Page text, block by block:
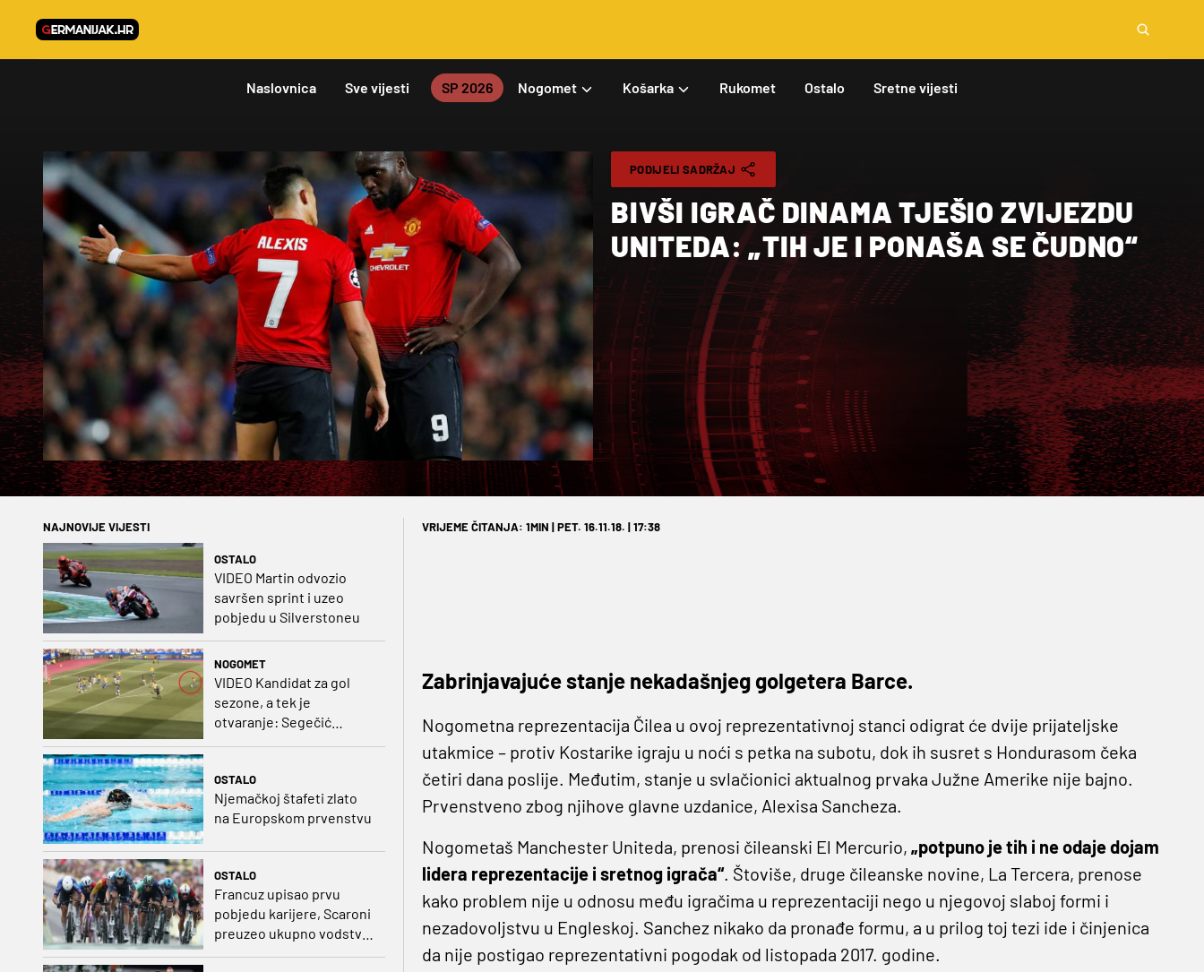
Naslovnica Sve vijesti SP 2026 Nogomet Košarka Rukomet Ostalo Sretne vijesti
PODIJELI SADRŽAJ
BIVŠI IGRAČ DINAMA TJEŠIO ZVIJEZDU
UNITEDA: „TIH JE I PONAŠA SE ČUDNO“
NAJNOVIJE VIJESTI
OSTALO
VIDEO Martin odvozio
savršen sprint i uzeo
pobjedu u Silverstoneu
NOGOMET
VIDEO Kandidat za gol
sezone, a tek je
otvaranje: Segečić
OSTALO
Njemačkoj štafeti zlato
na Europskom prvenstvu
OSTALO
Francuz upisao prvu
pobjedu karijere, Scaroni
preuzeo ukupno vodstvo
u Poljskoj
VRIJEME ČITANJA: 1MIN | PET. 16.11.18. | 17:38
Zabrinjavajuće stanje nekadašnjeg golgetera Barce.
Nogometna reprezentacija Čilea u ovoj reprezentativnoj stanci odigrat će dvije prijateljske
utakmice – protiv Kostarike igraju u noći s petka na subotu, dok ih susret s Hondurasom čeka
četiri dana poslije. Međutim, stanje u svlačionici aktualnog prvaka Južne Amerike nije bajno.
Prvenstveno zbog njihove glavne uzdanice, Alexisa Sancheza.
Nogometaš Manchester Uniteda, prenosi čileanski El Mercurio, „potpuno je tih i ne odaje dojam
lidera reprezentacije i sretnog igrača“. Štoviše, druge čileanske novine, La Tercera, prenose
kako problem nije u odnosu među igračima u reprezentaciji nego u njegovoj slaboj formi i
nezadovoljstvu u Engleskoj. Sanchez nikako da pronađe formu, a u prilog toj tezi ide i činjenica
da nije postigao reprezentativni pogodak od listopada 2017. godine.